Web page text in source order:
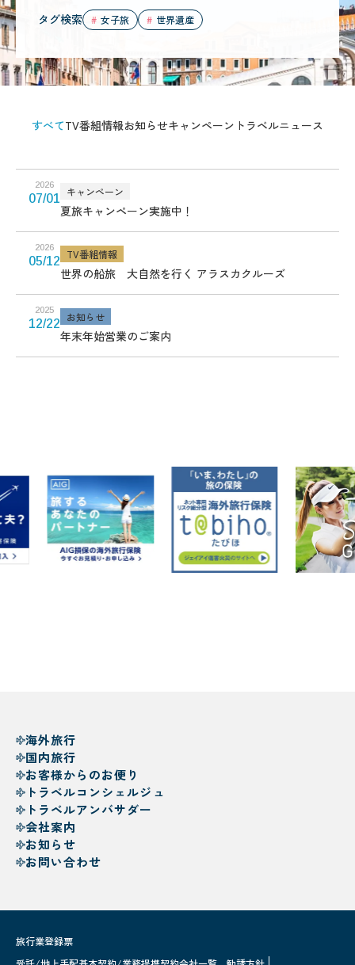
タグ検索 女子旅 世界遺産
すべてTV番組情報お知らせキャンペーン トラベルニュース
2026
07/01
キャンペーン
夏旅キャンペーン実施中！
2026
05/12
TV番組情報
世界の船旅 大自然を行く アラスカクルーズ
2025
12/22
お知らせ
年末年始営業のご案内
海外旅行
国内旅行
お客様からのお便り
トラベルコンシェルジュ
トラベルアンバサダー
会社案内
お知らせ
お問い合わせ
旅行業登録票